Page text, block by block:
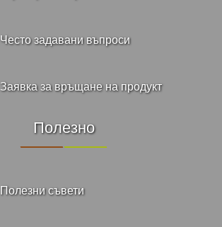
Често задавани въпроси
Заявка за връщане на продукт
Полезно
Полезни съвети